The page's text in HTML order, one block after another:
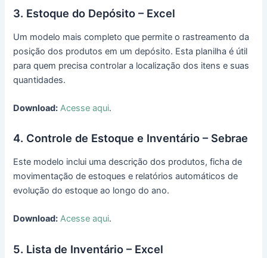
3. Estoque do Depósito – Excel
Um modelo mais completo que permite o rastreamento da
posição dos produtos em um depósito. Esta planilha é útil
para quem precisa controlar a localização dos itens e suas
quantidades.
Download: Acesse aqui.
4. Controle de Estoque e Inventário – Sebrae
Este modelo inclui uma descrição dos produtos, ficha de
movimentação de estoques e relatórios automáticos de
evolução do estoque ao longo do ano.
Download: Acesse aqui.
5. Lista de Inventário – Excel